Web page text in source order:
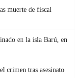
muerte de fiscal
en la isla Barú, en
crimen tras asesinato